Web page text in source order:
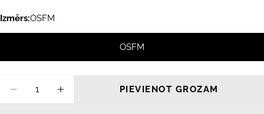
Izmērs:OSFM
OSFM
PIEVIENOT GROZAM